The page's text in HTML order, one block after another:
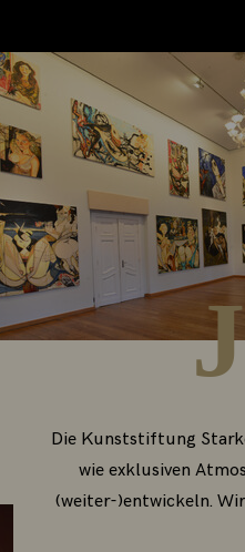
Die Kunststiftung
wie exklusiven
(weiter-)entwickeln.